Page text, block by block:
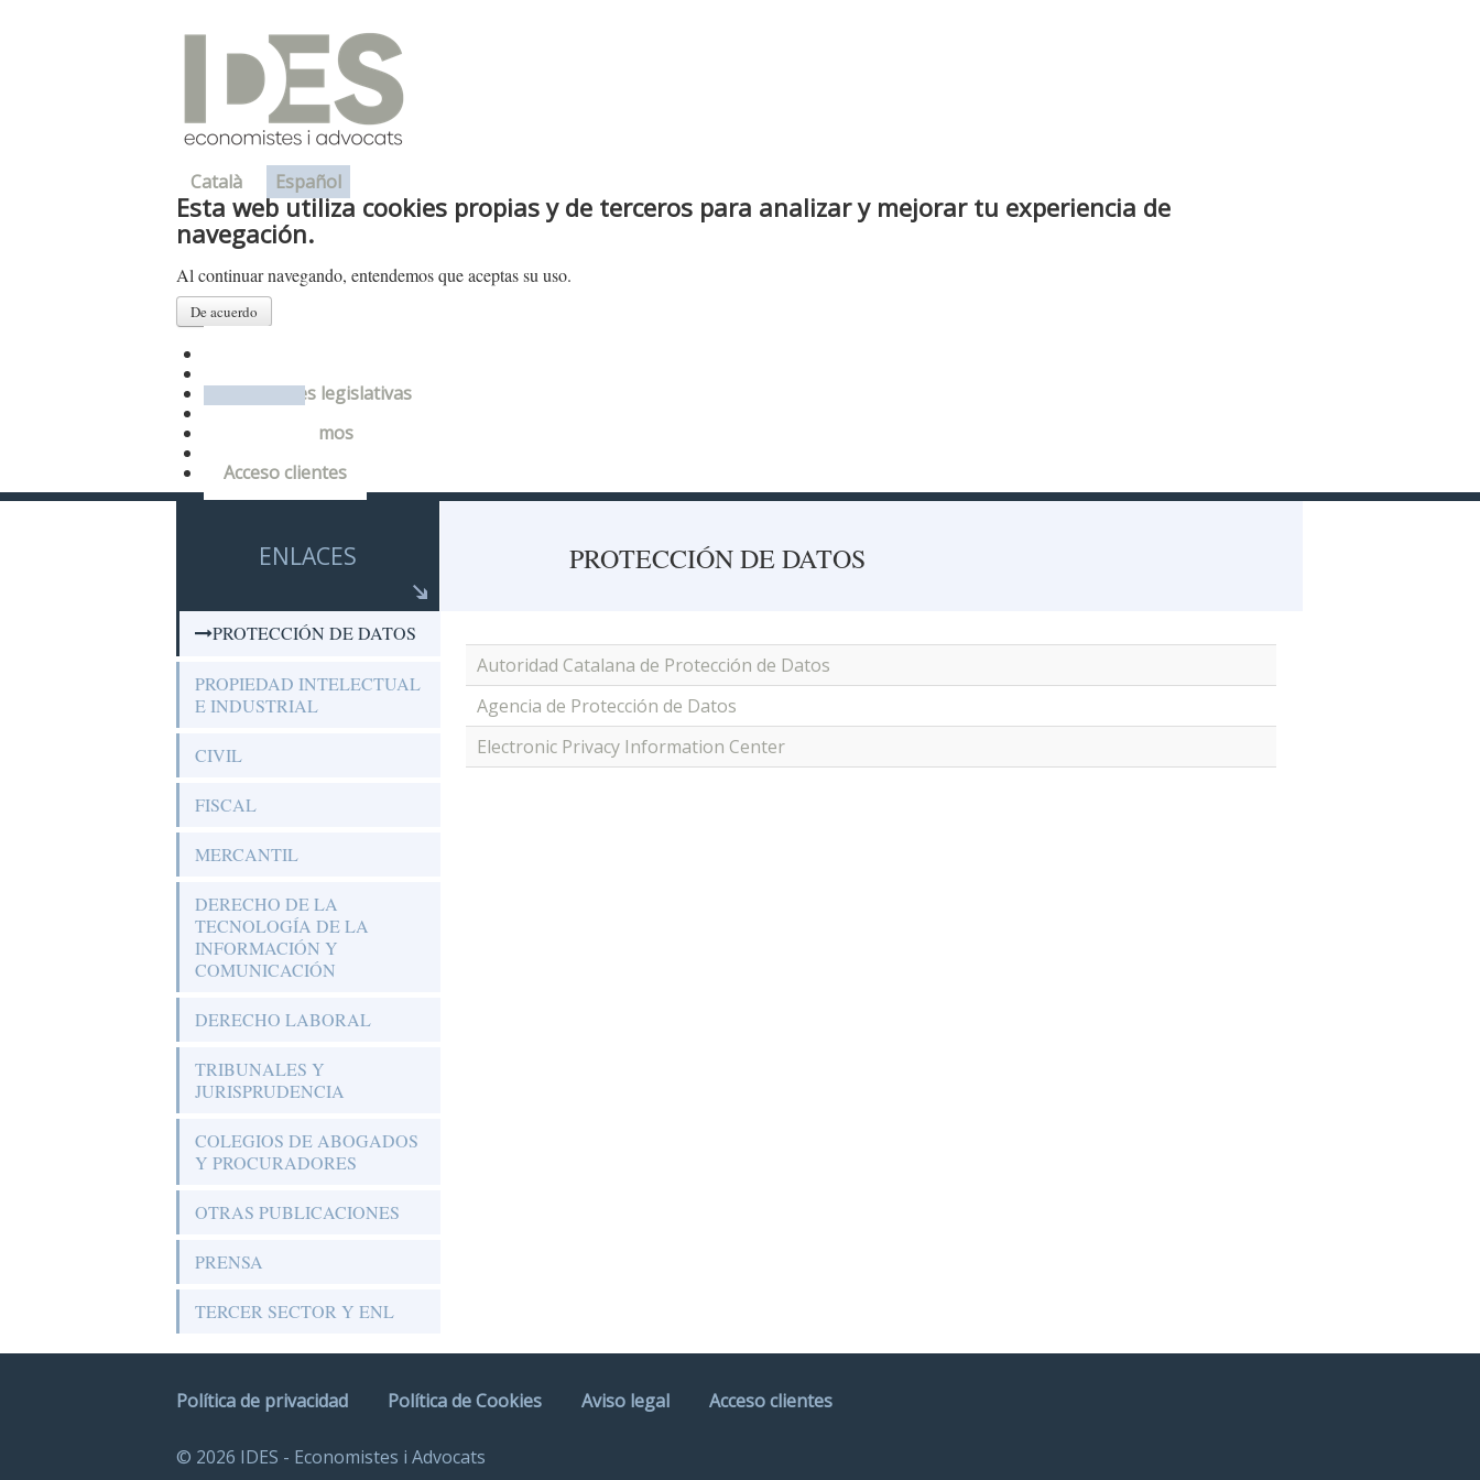
Català Español
Esta web utiliza cookies propias y de terceros para analizar y mejorar tu experiencia de
navegación.
Al continuar navegando, entendemos que aceptas su uso.
De acuerdo
Novedades legislativas
Enlaces
Donde estamos
Acceso clientes
ENLACES
PROTECCIÓN DE DATOS
PROPIEDAD INTELECTUAL
E INDUSTRIAL
CIVIL
FISCAL
MERCANTIL
DERECHO DE LA
TECNOLOGÍA DE LA
INFORMACIÓN Y
COMUNICACIÓN
DERECHO LABORAL
TRIBUNALES Y
JURISPRUDENCIA
COLEGIOS DE ABOGADOS
Y PROCURADORES
OTRAS PUBLICACIONES
PRENSA
TERCER SECTOR Y ENL
PROTECCIÓN DE DATOS
Autoridad Catalana de Protección de Datos
Agencia de Protección de Datos
Electronic Privacy Information Center
Política de privacidad Política de Cookies Aviso legal Acceso clientes
© 2026 IDES - Economistes i Advocats